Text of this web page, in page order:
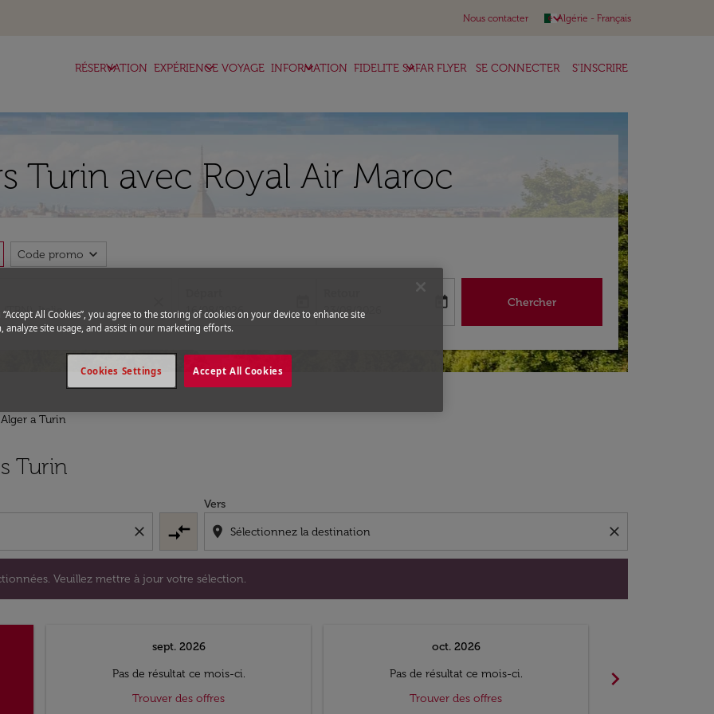
Nous contacter Algérie - Français
keyboard_arrow_down
RÉSERVATION
keyboard_arrow_down EXPÉRIENCE VOYAGE
keyboard_arrow_down INFORMATION
keyboard_arrow_down FIDELITE SAFAR FLYER
keyboard_arrow_down SE CONNECTER S'INSCRIRE
Turin avec Royal Air Maroc
Code promo expand_more
fc-booking-departure-date-aria-label
16/08/2026
fc-booking-return-date-aria-label
23/08/2026
today Chercher
a Turin
Turin
close compare_arrows
Vers
location_on close
Veuillez mettre à jour votre sélection.
Veuillez mettre à jour votre sélection.
sept. 2026
Pas de résultat ce mois-ci.
Trouver des offres
oct. 2026
Pas de résultat ce mois-ci.
Trouver des offres
chevron_right
“Accept All Cookies”, you agree to the storing of cookies on your device to enhance site
analyze site usage, and assist in our marketing efforts.
Accept All Cookies
Cookies Settings